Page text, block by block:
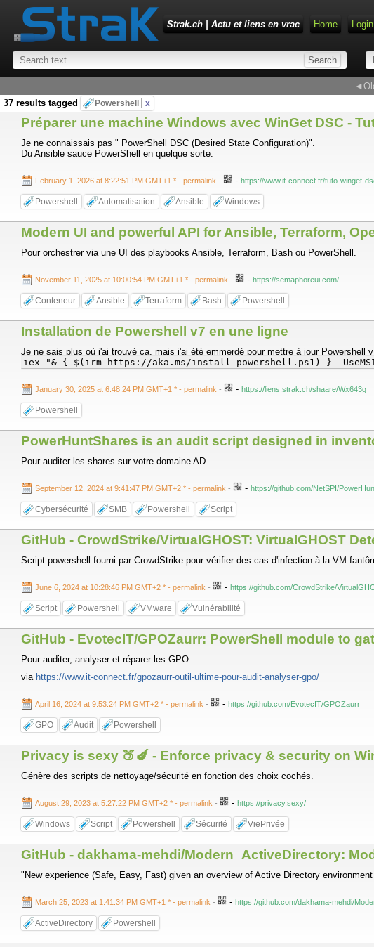
Strak.ch | Actu et liens en vrac Home Login
37 results tagged
Powershell x
Préparer une machine Windows avec WinGet DSC -
Je ne connaissais pas " PowerShell DSC (Desired State Configuration)".
Du Ansible sauce PowerShell en quelque sorte.
February 1, 2026 at 8:22:51 PM GMT+1 * - permalink - - https://www.it-connect.fr/tuto-winget-
Powershell Automatisation Ansible Windows
Modern UI and powerful API for Ansible, Terraform,
Pour orchestrer via une UI des playbooks Ansible, Terraform, Bash ou PowerShell.
November 11, 2025 at 10:00:54 PM GMT+1 * - permalink - - https://semaphoreui.com/
Conteneur Ansible Terraform Bash Powershell
Installation de Powershell v7 en une ligne
Je ne sais plus où j'ai trouvé ça, mais j'ai été emmerdé pour mettre à jour Powershell
iex "& { $(irm https://aka.ms/install-powershell.ps1) } -
January 30, 2025 at 6:48:24 PM GMT+1 * - permalink - - https://liens.strak.ch/shaare/Wx643g
Powershell
PowerHuntShares is an audit script designed in
Pour auditer les shares sur votre domaine AD.
September 12, 2024 at 9:41:47 PM GMT+2 * - permalink - - https://github.com/NetSPI/
Cybersécurité SMB Powershell Script
GitHub - CrowdStrike/VirtualGHOST: VirtualGHOST
Script powershell fourni par CrowdStrike pour vérifier des cas d'infection à la VM
June 6, 2024 at 10:28:46 PM GMT+2 * - permalink - - https://github.com/CrowdStrike/
Script Powershell VMware Vulnérabilité
GitHub - EvotecIT/GPOZaurr: PowerShell module to
Pour auditer, analyser et réparer les GPO.
via https://www.it-connect.fr/gpozaurr-outil-ultime-pour-audit-analyser-gpo/
April 16, 2024 at 9:53:24 PM GMT+2 * - permalink - - https://github.com/EvotecIT/GPOZaurr
GPO Audit Powershell
Privacy is sexy 🍑🍆 - Enforce privacy & security on
Génère des scripts de nettoyage/sécurité en fonction des choix cochés.
August 29, 2023 at 5:27:22 PM GMT+2 * - permalink - - https://privacy.sexy/
Windows Script Powershell Sécurité ViePrivée
GitHub - dakhama-mehdi/Modern_ActiveDirectory:
"New experience (Safe, Easy, Fast) given an overview of Active Directory
March 25, 2023 at 1:41:34 PM GMT+1 * - permalink - - https://github.com/dakhama-mehdi/
ActiveDirectory Powershell